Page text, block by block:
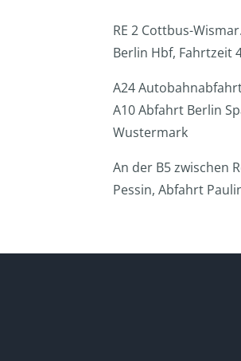
RE 2 Cottbus-
Berlin Hbf, Fahrtzeit
A24
A10 Abfahrt Berlin
Wustermark
An der B5 zwischen
Pessin, Abfahrt